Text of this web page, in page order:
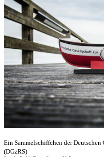
Ein Sammelschiffchen der
(DGzRS)